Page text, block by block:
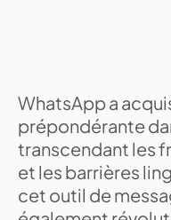
WhatsApp a
prépondérante
transcendant les
et les barrières
cet outil de